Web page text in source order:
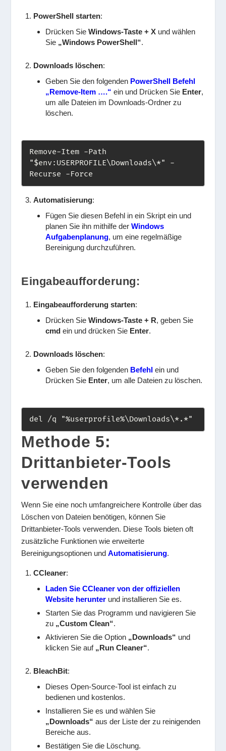
PowerShell starten:
Drücken SieWindows-Taste + X und wählen
Sie „Windows PowerShell“.
Downloads löschen:
Geben Sie den folgenden PowerShell Befehl
„Remove-Item ….“ ein und Drücken Sie Enter,
um alle Dateien im Downloads-Ordner zu
löschen.
Remove-Item -Path
"$env:USERPROFILE\Downloads\*" -
Recurse -Force
Automatisierung:
Fügen Sie diesen Befehl in ein Skript ein und
planen Sie ihn mithilfe derWindows
Aufgabenplanung, um eine regelmäßige
Bereinigung durchzuführen.
Eingabeaufforderung:
Eingabeaufforderung starten:
Drücken SieWindows-Taste + R, geben Sie
cmd ein und drücken Sie Enter.
Downloads löschen:
Geben Sie den folgenden Befehl ein und
Drücken Sie Enter, um alle Dateien zu löschen.
del /q "%userprofile%\Downloads\*.*"
Methode 5:
Drittanbieter-Tools
verwenden
Wenn Sie eine noch umfangreichere Kontrolle über das
Löschen von Dateien benötigen, können Sie
Drittanbieter-Tools verwenden. Diese Tools bieten oft
zusätzliche Funktionen wie erweiterte
Bereinigungsoptionen undAutomatisierung.
CCleaner:
Laden Sie CCleaner von der offiziellen
Website herunter und installieren Sie es.
Starten Sie das Programm und navigieren Sie
zu „Custom Clean“.
Aktivieren Sie die Option „Downloads“ und
klicken Sie auf „Run Cleaner“.
BleachBit:
Dieses Open-Source-Tool ist einfach zu
bedienen und kostenlos.
Installieren Sie es und wählen Sie
„Downloads“ aus der Liste der zu reinigenden
Bereiche aus.
Bestätigen Sie die Löschung.